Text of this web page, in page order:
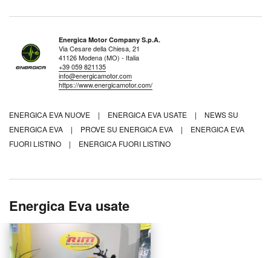
Energica Motor Company S.p.A.
Via Cesare della Chiesa, 21
41126 Modena (MO) - Italia
+39 059 821135
info@energicamotor.com
https://www.energicamotor.com/
ENERGICA EVA NUOVE | ENERGICA EVA USATE |
NEWS SU
ENERGICA EVA
| PROVE SU ENERGICA EVA |
ENERGICA EVA
FUORI LISTINO
| ENERGICA FUORI LISTINO
Energica Eva usate